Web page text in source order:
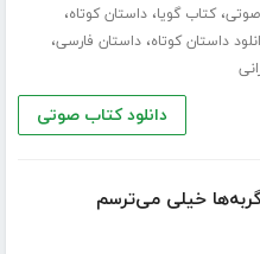
،کتاب گویا،داستان کوتاه،
داستان کوتاه،داستان فارسی،
دانلود کتاب صوتی
خیلی می‌ترسم